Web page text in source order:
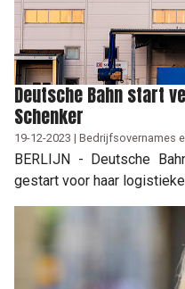
Deutsche Bahn start
Schenker
19-12-2023 | Bedrijfsovernames
BERLIJN - Deutsche
gestart voor haar